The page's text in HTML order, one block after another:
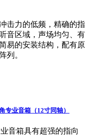
击力的低频，精确的指
音区域，声场均匀、有
易的安装结构，配有原
列。
业音箱（12寸同轴）
音箱具有超强的指向